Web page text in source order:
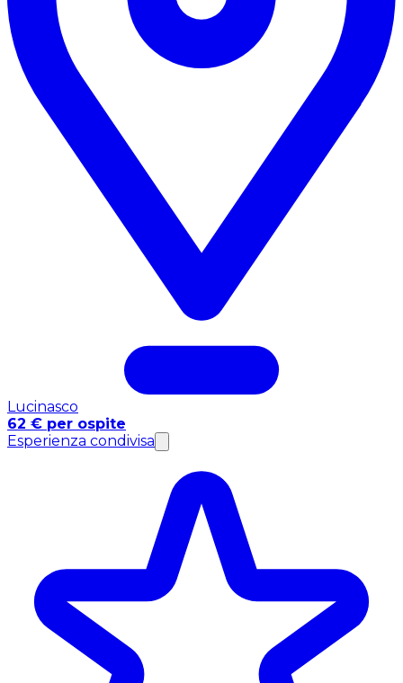
Lucinasco
62 € per ospite
Esperienza condivisa